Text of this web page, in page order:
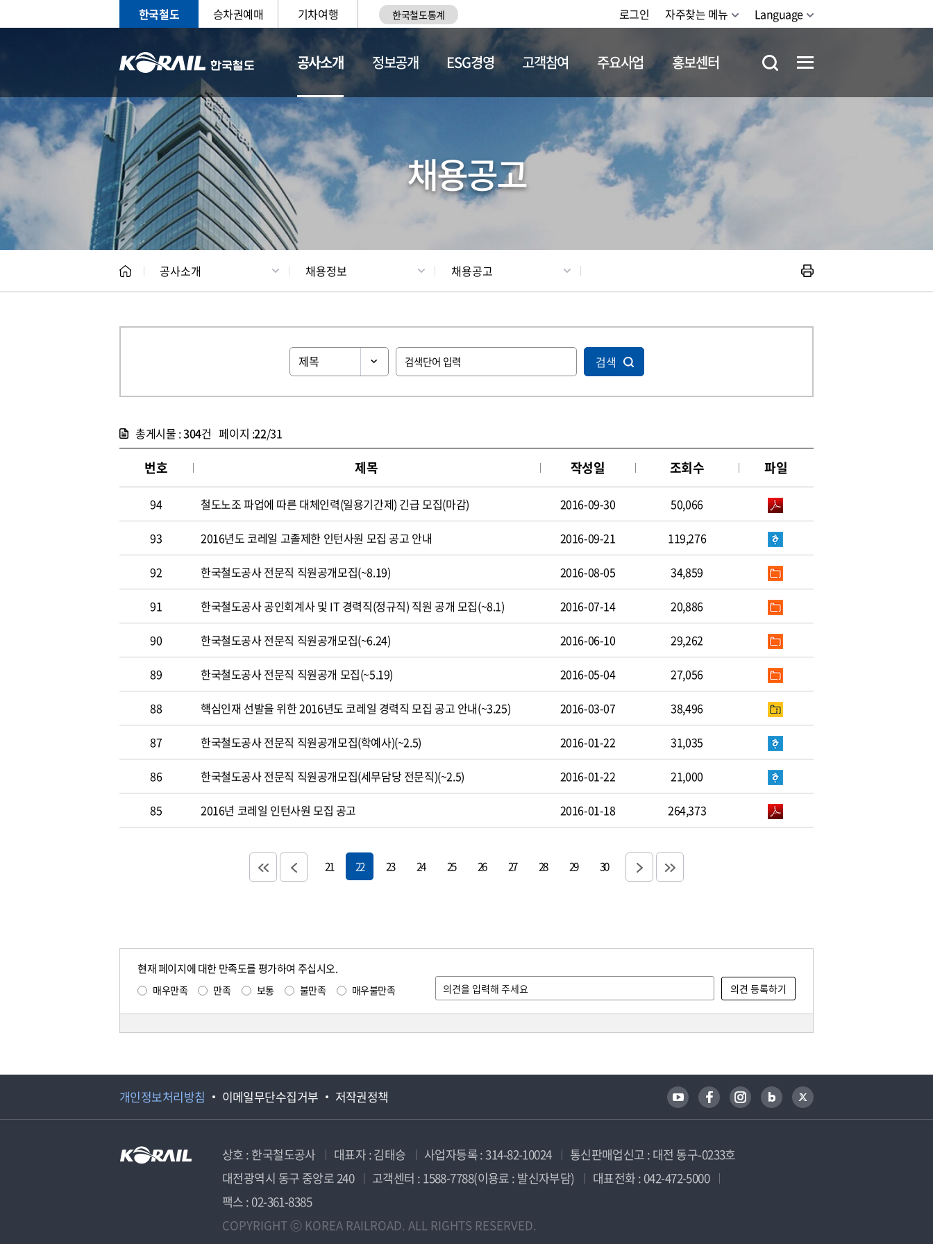
한국철도 승차권예매 기차여행 한국철도통계 로그인 자주찾는 메뉴 Language
공사소개
CEO 일반현황 채용정보
정보공개 ESG경영 고객참여 주요사업 홍보센터
채용공고
공사소개 채용정보 채용공고
검색
총게시물 :304건 페이지 :22/31
번호 제목 작성일 조회수 파일
94 철도노조 파업에 따른 대체인력(일용기간제) 긴급 모집(마감) 2016-09-30 50,066
93 2016년도 코레일 고졸제한 인턴사원 모집 공고 안내 2016-09-21 119,276
92 한국철도공사 전문직 직원공개모집(~8.19) 2016-08-05 34,859
91 한국철도공사 공인회계사 및 IT 경력직(정규직) 직원 공개 모집(~8.1) 2016-07-14 20,886
90 한국철도공사 전문직 직원공개모집(~6.24) 2016-06-10 29,262
89 한국철도공사 전문직 직원공개 모집(~5.19) 2016-05-04 27,056
88 핵심인재 선발을 위한 2016년도 코레일 경력직 모집 공고 안내(~3.25) 2016-03-07 38,496
87 한국철도공사 전문직 직원공개모집(학예사)(~2.5) 2016-01-22 31,035
86 한국철도공사 전문직 직원공개모집(세무담당 전문직)(~2.5) 2016-01-22 21,000
85 2016년 코레일 인턴사원 모집 공고 2016-01-18 264,373
21 22 23 24 25 26 27 28 29 30
현재 페이지에 대한 만족도를 평가하여 주십시오.
매우만족 만족 보통 불만족 매우불만족
개인정보처리방침 이메일무단수집거부 저작권정책
상호 : 한국철도공사 대표자 : 김태승 사업자등록 : 314-82-10024
통신판매업신고 : 대전 동구-0233호
대전광역시 동구 중앙로 240
고객센터 : 1588-7788(이용료 : 발신자부담)
대표전화 : 042-472-5000
팩스 : 02-361-8385
COPYRIGHT ⓒ KOREA RAILROAD. ALL RIGHTS RESERVED.